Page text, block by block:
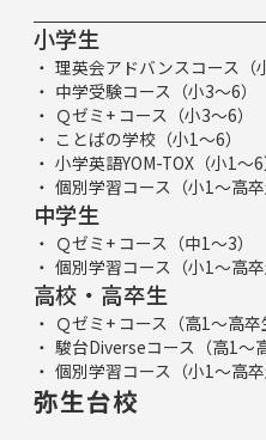
小学生
理英会アドバンスコース（
中学受験コース（小3～6）
Ｑゼミ+ コース（小3～6）
ことばの学校（小1～6）
小学英語YOM-TOX（小1～6
個別学習コース（小1～高卒
中学生
Ｑゼミ+ コース（中1～3）
個別学習コース（小1～高卒
高校・高卒生
Ｑゼミ+ コース（高1～高卒
駿台Diverseコース（高1～
個別学習コース（小1～高卒
弥生台校